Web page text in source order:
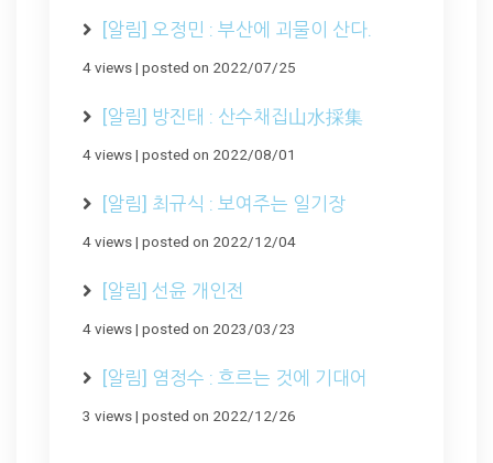
[알림] 오정민 : 부산에 괴물이 산다.
4 views| posted on 2022/07/25
[알림] 방진태 : 산수채집山水採集
4 views| posted on 2022/08/01
[알림] 최규식 : 보여주는 일기장
4 views| posted on 2022/12/04
[알림] 선윤 개인전
4 views| posted on 2023/03/23
[알림] 염정수 : 흐르는 것에 기대어
3 views| posted on 2022/12/26